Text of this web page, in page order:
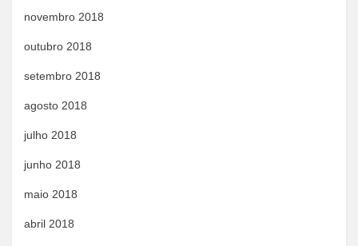
novembro 2018
outubro 2018
setembro 2018
agosto 2018
julho 2018
junho 2018
maio 2018
abril 2018